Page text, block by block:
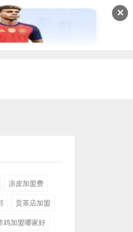
✕
凉皮加盟费
贡茶店加盟
鸡加盟哪家好